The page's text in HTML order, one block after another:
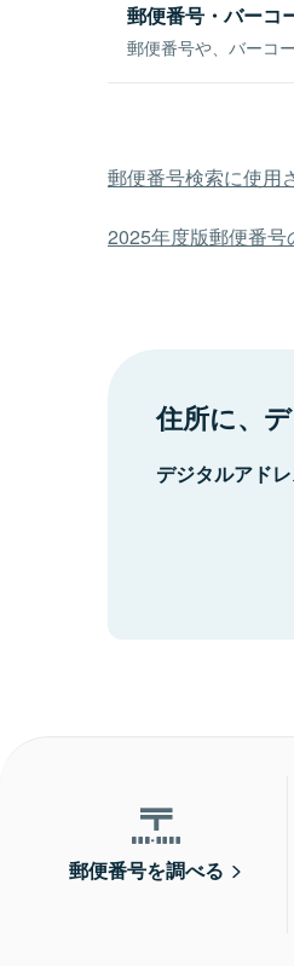
郵便番号・バーコ
郵便番号や、バーコ
郵便番号検索に使用
2025年度版郵便番号
住所に、
デジタルアド
郵便番号を調べる